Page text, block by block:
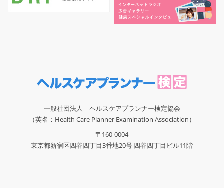
一般社団法人 ヘルスケアプランナー検定協会
（英名：Health Care Planner Examination Association）
〒160-0004
東京都新宿区四谷四丁目3番地20号 四谷四丁目ビル11階